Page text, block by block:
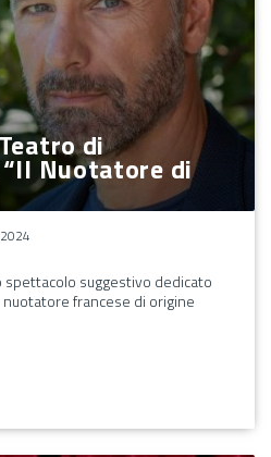
di
“Il Nuotatore di
spettacolo suggestivo dedicato
nuotatore francese di origine